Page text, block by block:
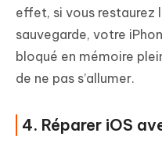
effet, si vous restaurez
sauvegarde, votre
bloqué en mémoire
de ne pas s’allumer.
4. Réparer iOS